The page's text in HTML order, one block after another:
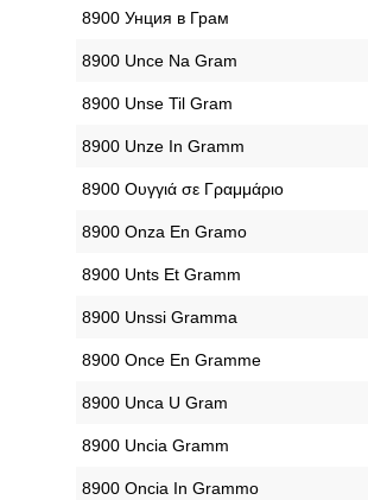
‎8900 Унция в Грам
‎8900 Unce Na Gram
‎8900 Unse Til Gram
‎8900 Unze In Gramm
‎8900 Ουγγιά σε Γραμμάριο
‎8900 Onza En Gramo
‎8900 Unts Et Gramm
‎8900 Unssi Gramma
‎8900 Once En Gramme
‎8900 Unca U Gram
‎8900 Uncia Gramm
‎8900 Oncia In Grammo